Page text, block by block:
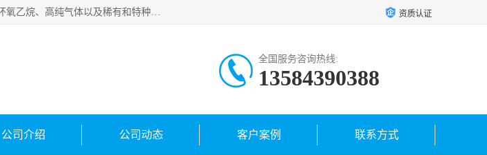
常州泳鑫气体有限公司是一家致力于为客户提供气体产品务的领企业。专注于环氧乙烷剂、环氧乙烷、高纯气体以及稀有和特种气体的研发、生产、销售和配送，产品广泛应用于医疗、电子、科研、化工、食品等多个领域。主要产品有：环氧乙烷灭菌剂，环氧乙烷，高纯氩，氮，氪，氙，氖，氘，笑，氦，氢，氧等各种稀有和特种气体。 资质认证
全国服务咨询热线:
13584390388
公司介绍 公司动态 客户案例 联系方式